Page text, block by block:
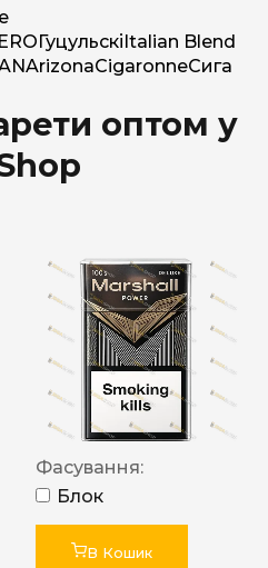
Гуцульскі Italian Blend
ArizonaCigaronneСига
оптом у
Фасування:
Блок
В Кошик